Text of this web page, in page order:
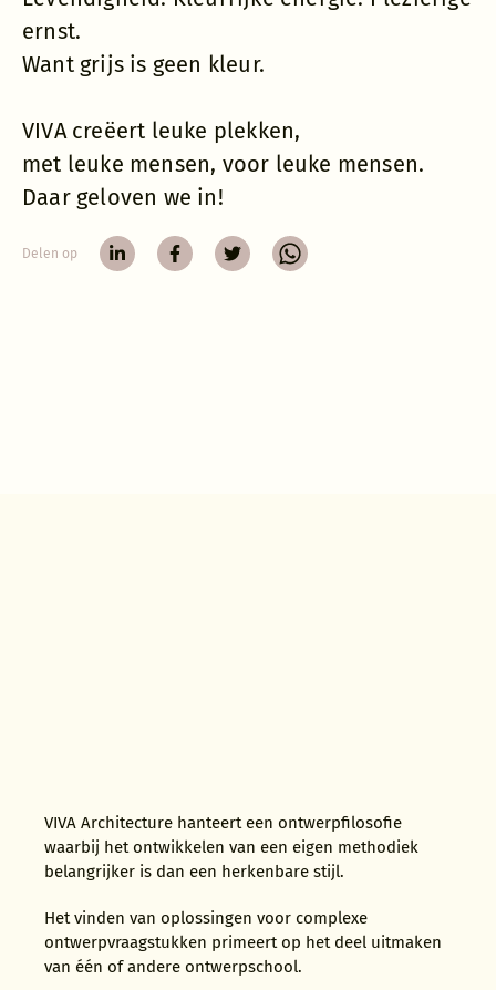
ernst.
Want grijs is geen kleur.
VIVA creëert leuke plekken,
met leuke mensen, voor leuke mensen.
Daar geloven we in!
Delen op
VIVA Architecture hanteert een ontwerpfilosofie
waarbij het ontwikkelen van een eigen methodiek
belangrijker is dan een herkenbare stijl.
Het vinden van oplossingen voor complexe
ontwerpvraagstukken primeert op het deel uitmaken
van één of andere ontwerpschool.